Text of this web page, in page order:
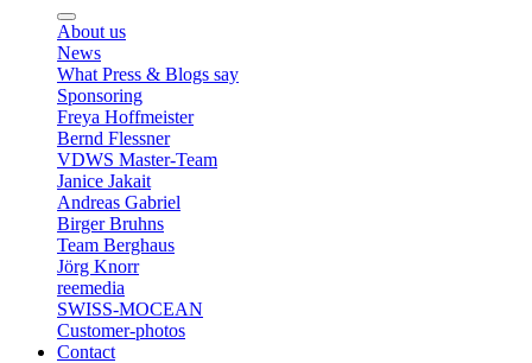
About us
News
What Press & Blogs say
Sponsoring
Freya Hoffmeister
Bernd Flessner
VDWS Master-Team
Janice Jakait
Andreas Gabriel
Birger Bruhns
Team Berghaus
Jörg Knorr
reemedia
SWISS-MOCEAN
Customer-photos
Contact